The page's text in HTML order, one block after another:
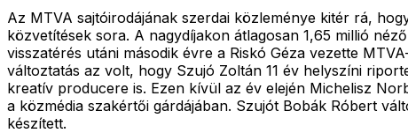
Az MTVA sajtóirodájának szerdai közleménye kitér rá,
közvetítések sora. A nagydíjakon átlagosan 1,65 millió
visszatérés utáni második évre a Riskó Géza vezette
változtatás az volt, hogy Szujó Zoltán 11 év helyszíni
kreatív producere is. Ezen kívül az év elején Michelisz
a közmédia szakértői gárdájában. Szujót Bobák Róbert
készített.